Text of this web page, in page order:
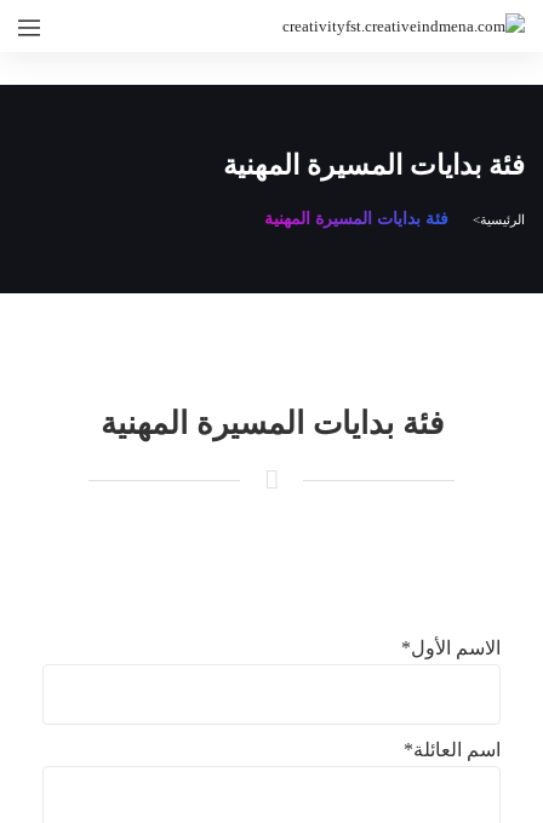
فئة بدايات المسيرة المهنية
الرئيسية فئة بدايات المسيرة المهنية
فئة بدايات المسيرة المهنية
اسم العائلة*
الاسم الأول*